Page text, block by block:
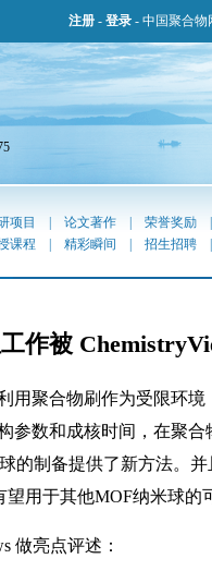
注册 - 登录 - 中国聚合物
项目 论文著作 荣誉奖励
课程 精彩瞬间 招生招聘
作被
用聚合物刷作为受限环
参数和成核时间，在聚合
的制备提供了新方法。
望用于其他MOF纳米球的
做亮点评述：